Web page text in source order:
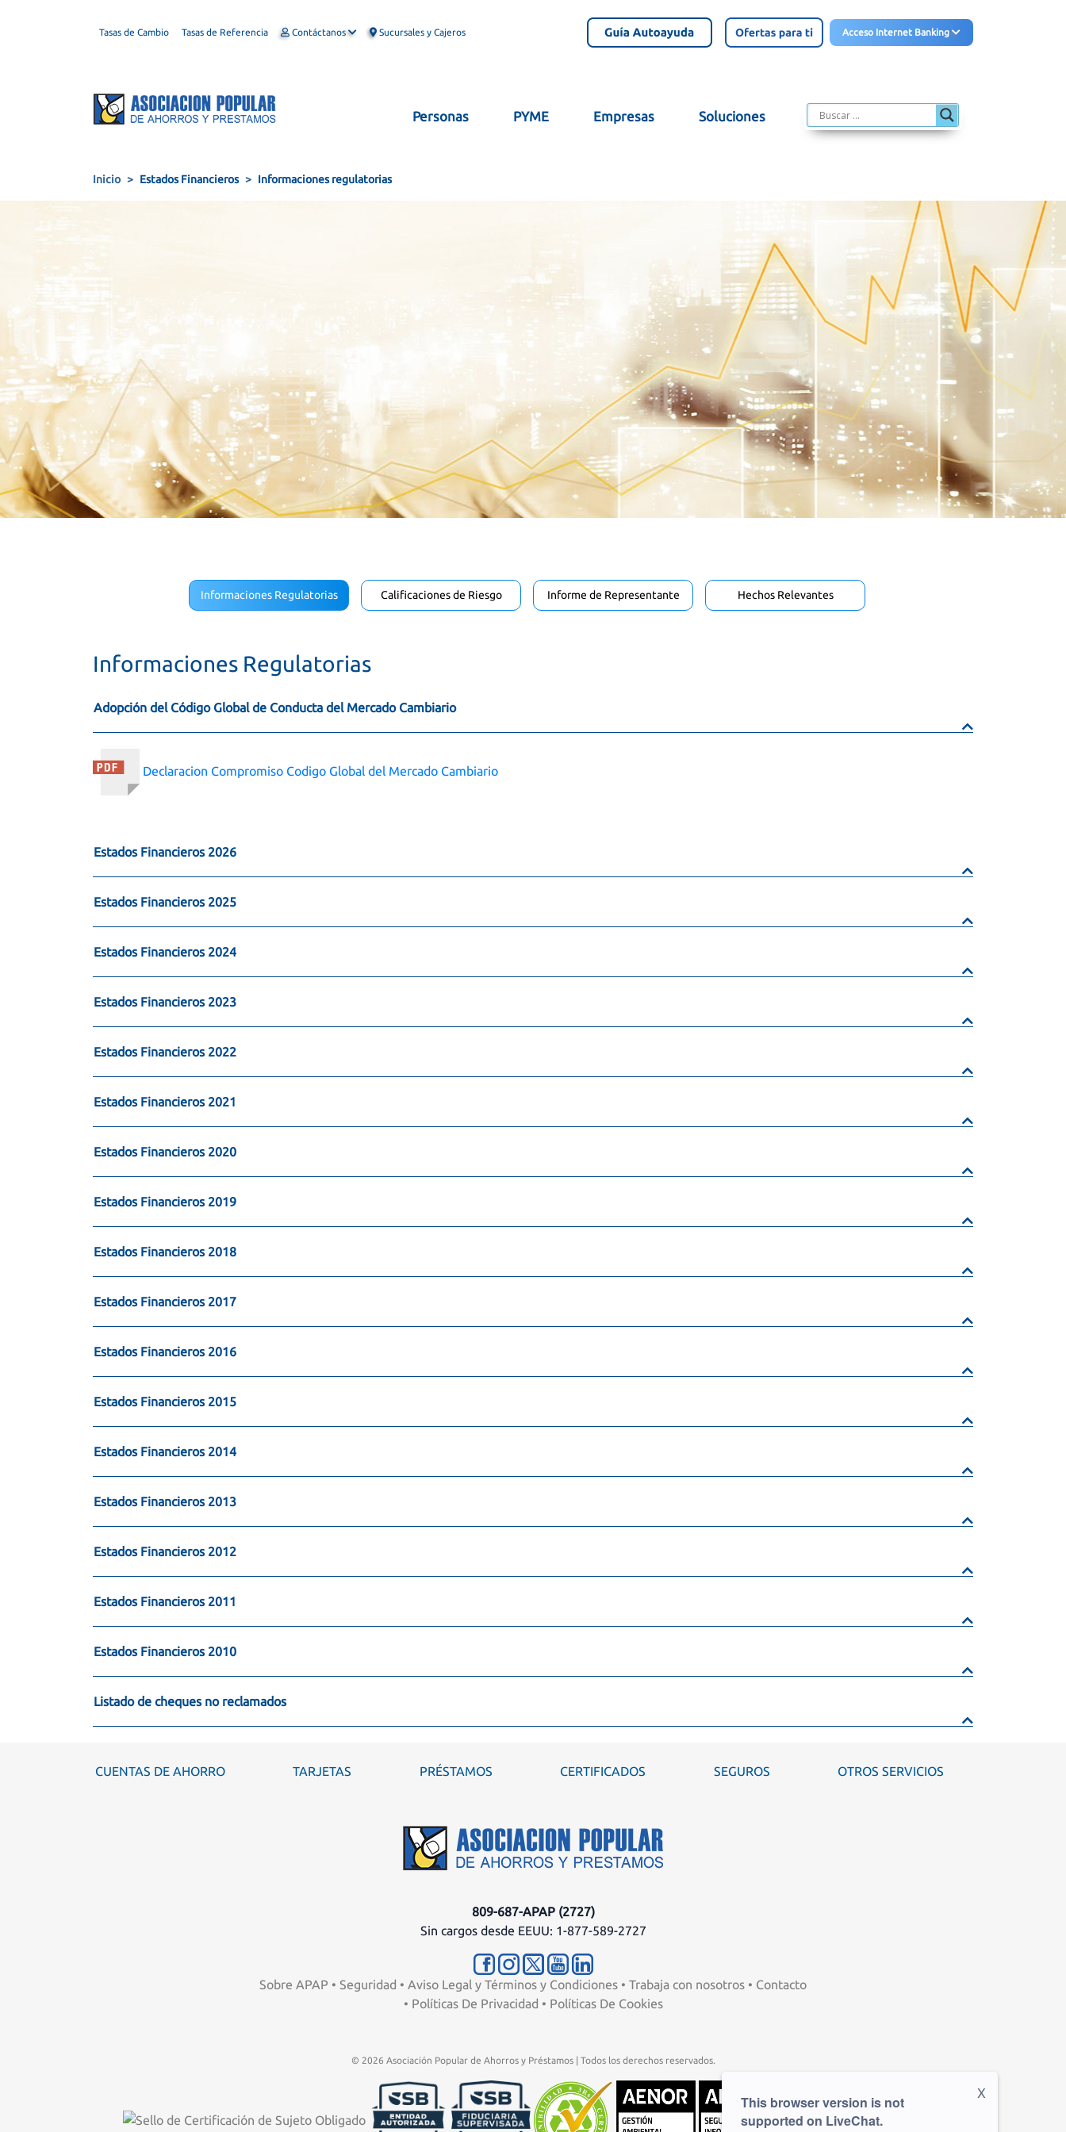
Tasas de Cambio Tasas de Referencia Contáctanos Sucursales y Cajeros Acceso Internet Banking
Personas PYME Empresas Soluciones
Inicio Estados Financieros Informaciones regulatorias
Informaciones Regulatorias Calificaciones de Riesgo Informe de Representante Hechos Relevantes
Informaciones Regulatorias
Adopción del Código Global de Conducta del Mercado Cambiario
Declaracion Compromiso Codigo Global del Mercado Cambiario
Estados Financieros 2026
Estados Financieros 2025
Estados Financieros 2024
Estados Financieros 2023
Estados Financieros 2022
Estados Financieros 2021
Estados Financieros 2020
Estados Financieros 2019
Estados Financieros 2018
Estados Financieros 2017
Estados Financieros 2016
Estados Financieros 2015
Estados Financieros 2014
Estados Financieros 2013
Estados Financieros 2012
Estados Financieros 2011
Estados Financieros 2010
Listado de cheques no reclamados
CUENTAS DE AHORRO TARJETAS PRÉSTAMOS CERTIFICADOS SEGUROS OTROS SERVICIOS
809-687-APAP (2727)
Sin cargos desde EEUU: 1-877-589-2727
Sobre APAP • Seguridad • Aviso Legal y Términos y Condiciones • Trabaja con nosotros • Contacto
• Políticas De Privacidad • Políticas De Cookies
© 2026 Asociación Popular de Ahorros y Préstamos | Todos los derechos reservados.